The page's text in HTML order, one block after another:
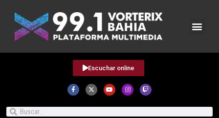
Escuchar online